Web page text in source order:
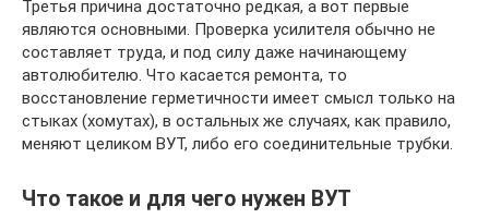
Третья причина достаточно редкая, а вот первые
являются основными. Проверка усилителя обычно не
составляет труда, и под силу даже начинающему
автолюбителю. Что касается ремонта, то
восстановление герметичности имеет смысл только на
стыках (хомутах), в остальных же случаях, как правило,
меняют целиком ВУТ, либо его соединительные трубки.
Что такое и для чего нужен ВУТ